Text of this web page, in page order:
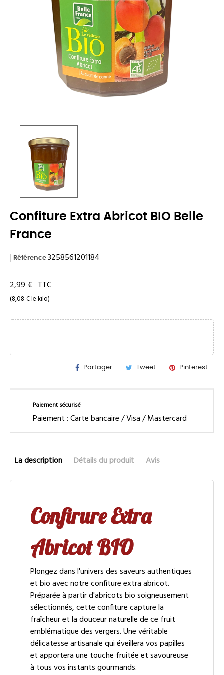
Confiture Extra Abricot BIO Belle
France
Référence 3258561201184
2,99 € TTC
(8,08 € le kilo)
Partager Tweet Pinterest
Paiement sécurisé
Paiement : Carte bancaire / Visa / Mastercard
La description Détails du produit Avis
Confirure Extra
Abricot BIO
Plongez dans l'univers des saveurs authentiques
et bio avec notre confiture extra abricot.
Préparée à partir d'abricots bio soigneusement
sélectionnés, cette confiture capture la
fraîcheur et la douceur naturelle de ce fruit
emblématique des vergers. Une véritable
délicatesse artisanale qui éveillera vos papilles
et apportera une touche fruitée et savoureuse
à tous vos instants gourmands.